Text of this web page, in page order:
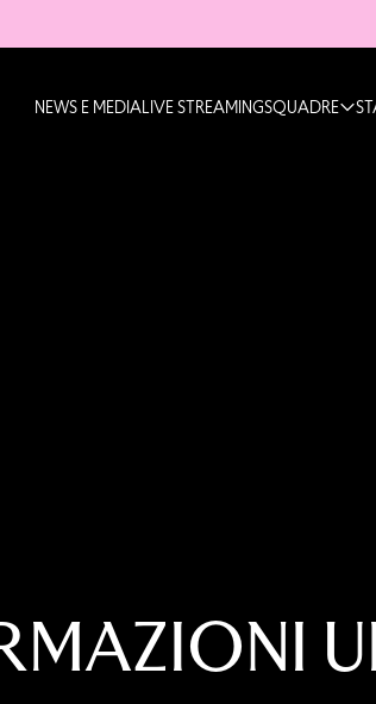
NEWS E MEDIALIVE STREAMINGSQUADRE